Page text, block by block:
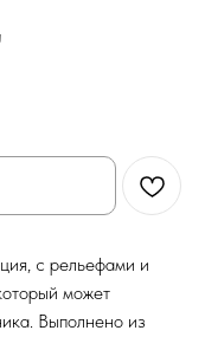
с рельефами и
может
Выполнено из